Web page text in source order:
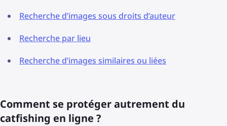
Recherche d’images sous droits d’auteur
Recherche par lieu
Recherche d’images similaires ou liées
Comment se protéger autrement du
catfishing en ligne ?